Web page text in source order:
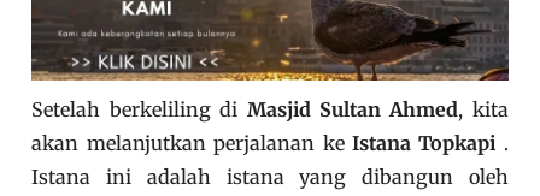
Setelah berkeliling di Masjid Sultan Ahmed, kita
akan melanjutkan perjalanan ke Istana Topkapi .
Istana ini adalah istana yang dibangun oleh